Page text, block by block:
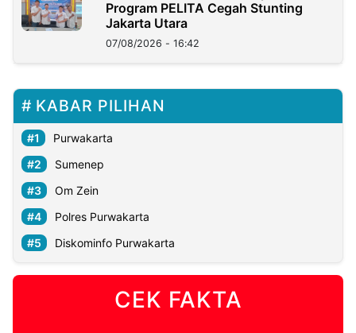
Program PELITA Cegah Stunting
Jakarta Utara
07/08/2026 - 16:42
KABAR PILIHAN
Purwakarta
Sumenep
Om Zein
Polres Purwakarta
Diskominfo Purwakarta
CEK FAKTA